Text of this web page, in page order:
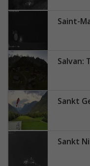
Saint-
Salvan:
Sankt German ›
Sankt